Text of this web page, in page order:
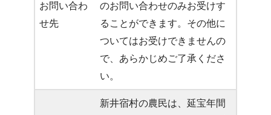
お問い合わ
せ先
のお問い合わせのみお受けす
ることができます。その他に
ついてはお受けできませんの
で、あらかじめご了承くださ
い。
新井宿村の農民は、延宝年間